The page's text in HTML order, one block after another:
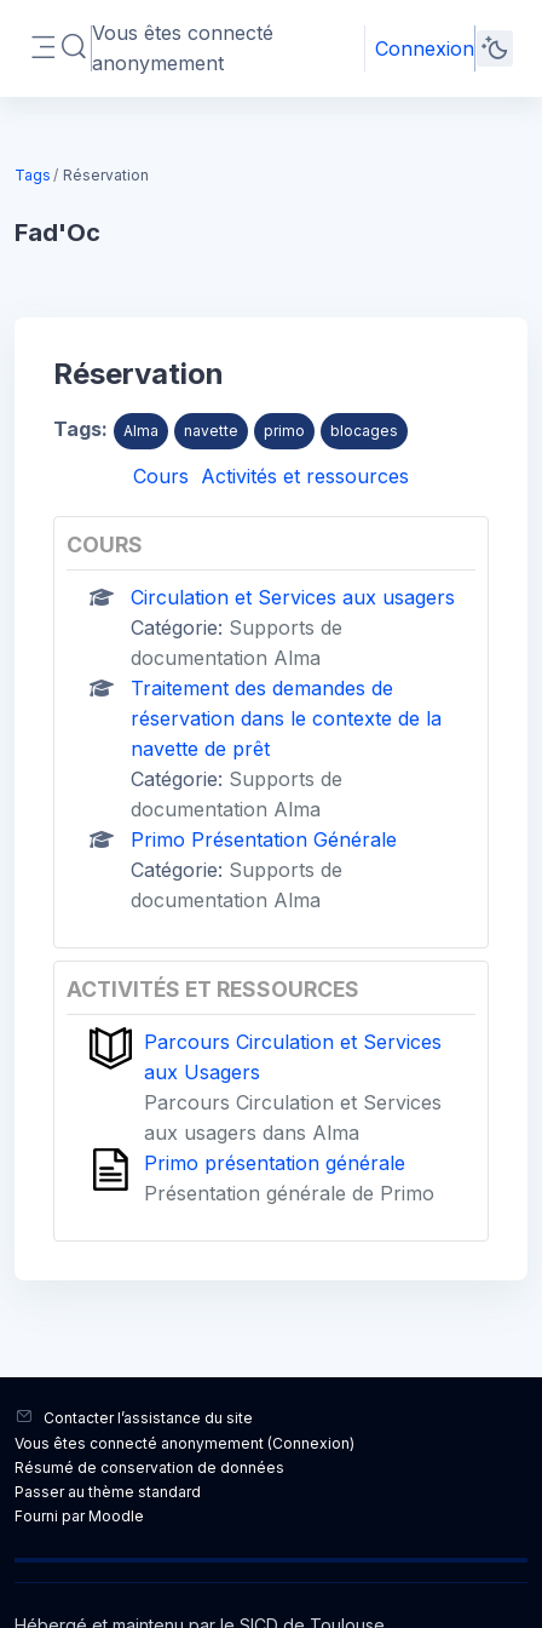
Panneau latéral
Activer/désactiver la saisie de recherche
Vous êtes connecté
anonymement
Connexion
Tags Réservation
Fad'Oc
Réservation
Tags: Alma navette primo blocages
Cours Activités et ressources
COURS
Circulation et Services aux usagers
Catégorie: Supports de
documentation Alma
Traitement des demandes de
réservation dans le contexte de la
navette de prêt
Catégorie: Supports de
documentation Alma
Primo Présentation Générale
Catégorie: Supports de
documentation Alma
ACTIVITÉS ET RESSOURCES
Parcours Circulation et Services
aux Usagers
Parcours Circulation et Services
aux usagers dans Alma
Primo présentation générale
Présentation générale de Primo
Contacter l’assistance du site
Vous êtes connecté anonymement (Connexion)
Résumé de conservation de données
Passer au thème standard
Fourni parMoodle